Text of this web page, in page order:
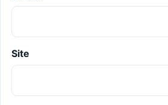
Site